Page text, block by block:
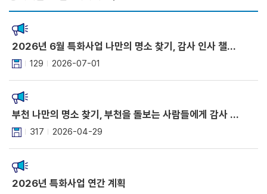
2026년 6월 특화사업 나만의 명소 찾기, 감사 인사 챌린지 당첨자 발표.
129 2026-07-01
부천 나만의 명소 찾기, 부천을 돌보는 사람들에게 감사 인사 챌린지
317 2026-04-29
2026년 특화사업 연간 계획